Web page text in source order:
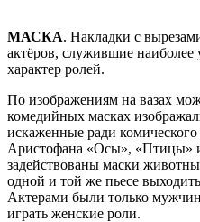
МАСКА. Накладки с
актёров, служившие наиболее
характер ролей.
По изображениям на вазах
комедийных масках
искаженные ради
Аристофана «Осы», «Птицы»
задействованы маски
одной и той же пьесе
Актерами были только
играть женские роли.